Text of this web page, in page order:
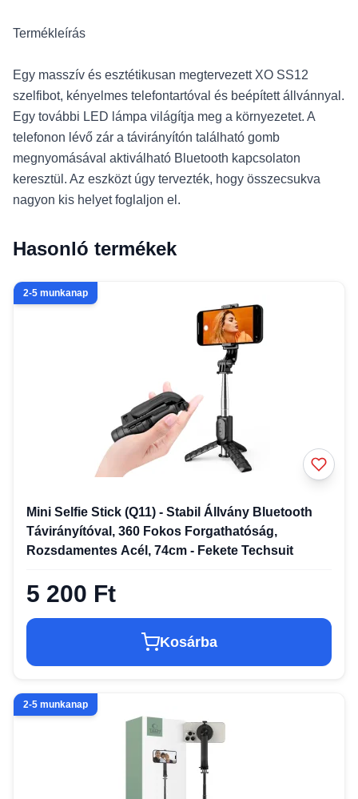
Termékleírás
Egy masszív és esztétikusan megtervezett XO SS12
szelfibot, kényelmes telefontartóval és beépített állvánnyal.
Egy további LED lámpa világítja meg a környezetet. A
telefonon lévő zár a távirányítón található gomb
megnyomásával aktiválható Bluetooth kapcsolaton
keresztül. Az eszközt úgy tervezték, hogy összecsukva
nagyon kis helyet foglaljon el.
Hasonló termékek
2-5 munkanap
Mini Selfie Stick (Q11) - Stabil Állvány Bluetooth
Távirányítóval, 360 Fokos Forgathatóság,
Rozsdamentes Acél, 74cm - Fekete Techsuit
5 200 Ft
Kosárba
2-5 munkanap